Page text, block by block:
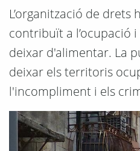
L’organització de
contribuït a l’ocupació
deixar d'alimentar. La
deixar els territoris
l'incompliment i els